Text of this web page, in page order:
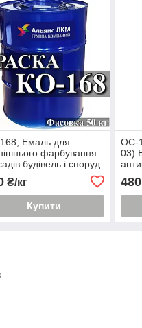
Емаль для
фарбування
будівель і споруд
₴/кг
Купити
ОС-
03)
480